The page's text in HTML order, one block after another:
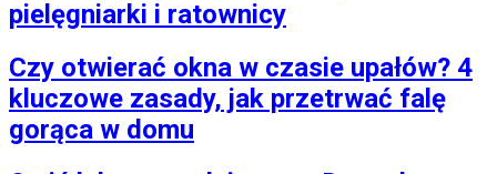
pielęgniarki i ratownicy
Czy otwierać okna w czasie upałów? 4
kluczowe zasady, jak przetrwać falę
gorąca w domu